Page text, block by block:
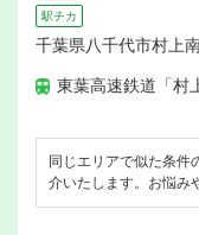
駅チカ
千葉県八千代市村上
東葉高速鉄道「村
同じエリアで似た条件
介いたします。お悩み